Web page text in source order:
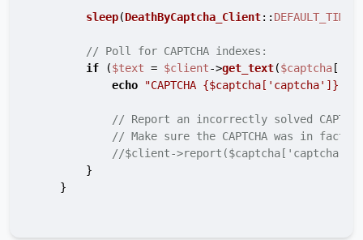
sleep(DeathByCaptcha_Client::
// Poll for CAPTCHA indexes:
if ($text = $client->get_text($captcha [
echo
"CAPTCHA {$captcha['captcha']}
// Report an incorrectly solved
// Make sure the CAPTCHA was in fact
//$client-
        }
    }